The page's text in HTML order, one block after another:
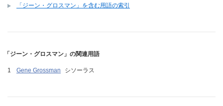
「ジーン・グロスマン」を含む用語の索引
「ジーン・グロスマン」の関連用語
Gene Grossman シソーラス